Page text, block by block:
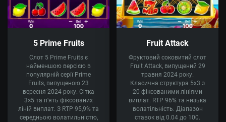
5 Prime Fruits
Слот 5 Prime Fruits є
найменшою версією в
популярній серії Prime
Fruits, випущеною 23
вересня 2024 року. Сітка
3×5 та п'ять фіксованих
ліній виплат. З RTP 95,9% та
середньою волатильністю,
Fruit Attack
Фруктовий соковитий слот
Fruit Attack, випущений 29
травня 2024 року.
Класична структура 5x3 з
20 фіксованими лініями
виплат. RTP 96% та низька
волатільність. Діапазон
ставок від 0.04 до 100.